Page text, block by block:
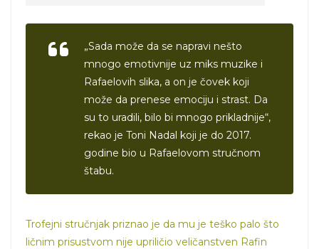
„Sada može da se napravi nešto
mnogo emotivnije uz miks muzike i
Rafaelovih slika, a on je čovek koji
može da prenese emociju i strast. Da
su to uradili, bilo bi mnogo prikladnije“,
rekao je Toni Nadal koji je do 2017.
godine bio u Rafaelovom stručnom
štabu.
Trofejni stručnjak priznao je da mu je teško palo što
ličnim prisustvom nije upriličio veličanstven Rafin